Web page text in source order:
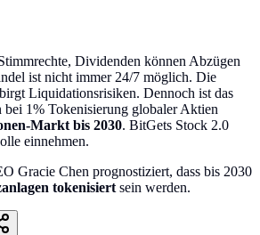
Dividenden können Abzügen
ist nicht immer 24/7 möglich. Die
Liquidationsrisiken. Dennoch ist das
bei 1% Tokenisierung globaler Aktien
Markt bis 2030. BitGets Stock 2.0
einnehmen.
Gracie Chen prognostiziert, dass bis 2030
tokenisiert sein werden.